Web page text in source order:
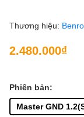
Thương hiệu: Benro
2.480.000₫
Phiên bản:
Master GND